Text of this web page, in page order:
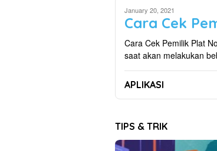
January 20, 2021
Cara Cek
Cara Cek Pemilik Plat
saat akan melakukan
APLIKASI
TIPS & TRIK